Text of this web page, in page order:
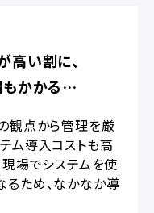
高い割に、
もかかる…
観点から管理を厳
ム導入コストも高
現場でシステムを使
ため、なかなか導